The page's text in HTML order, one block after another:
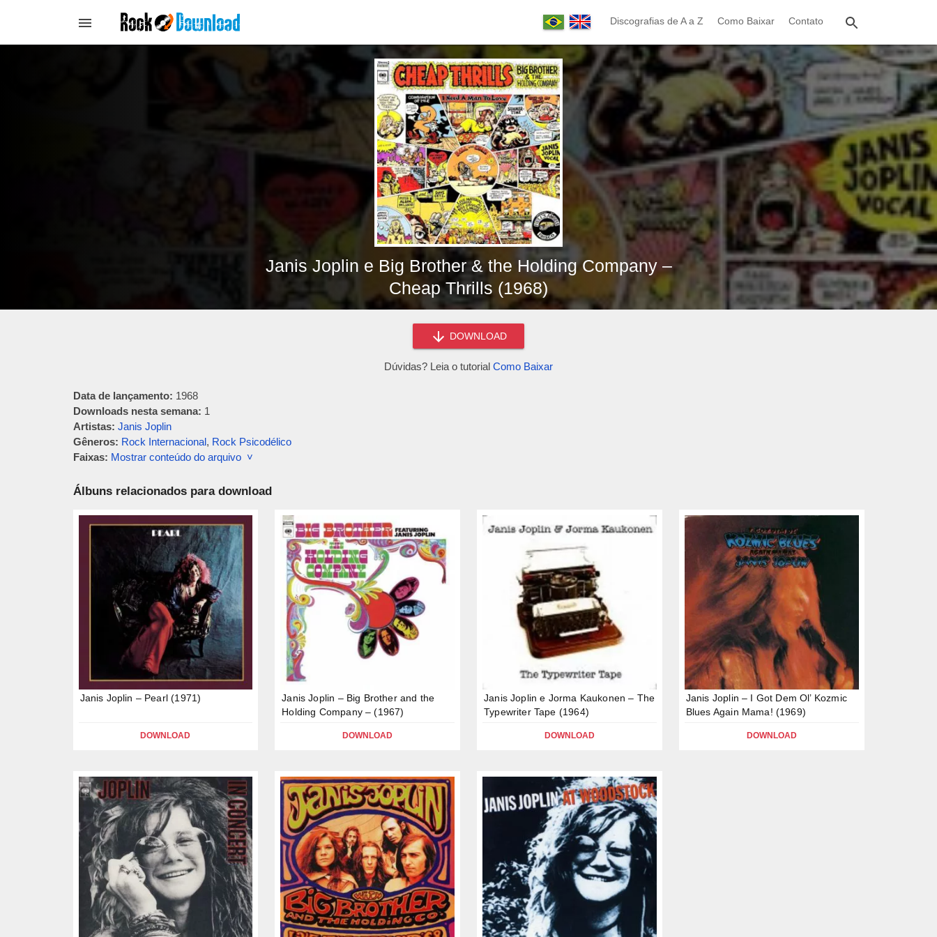
Discografias de A a Z Como Baixar Contato
Janis Joplin e Big Brother & the Holding Company –
Cheap Thrills (1968)
DOWNLOAD
Dúvidas? Leia o tutorial Como Baixar
Data de lançamento: 1968
Downloads nesta semana: 1
Artistas: Janis Joplin
Gêneros: Rock Internacional, Rock Psicodélico
Faixas: Mostrar conteúdo do arquivo ˅
Álbuns relacionados para download
Janis Joplin – Pearl (1971)
DOWNLOAD
Janis Joplin – Big Brother and the
Holding Company – (1967)
DOWNLOAD
Janis Joplin e Jorma Kaukonen – The
Typewriter Tape (1964)
DOWNLOAD
Janis Joplin – I Got Dem Ol’ Kozmic
Blues Again Mama! (1969)
DOWNLOAD